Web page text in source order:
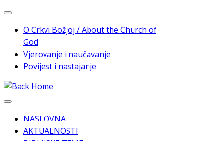
Skip
contentO Crkvi Božjoj / About the Church of
God
Vjerovanje i naučavanje
Povijest i nastajanje
NASLOVNA
AKTUALNOSTI